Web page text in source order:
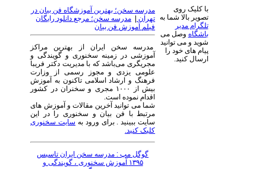
مدرسه سخن؛ بهترین آموزشگاه فن بیان در
تهران
مدرسه سخن؛ مرجع دانلود رایگان
فیلم آموزش فن بیان
مدرسه سخن ایران از بهترین مراکز
آموزشی در زمینه سخنوری و گویندگی و
مجریگری می‌باشد که با مدیریت دکتر فریبا
علومی یزدی و مجوز رسمی از وزارت
فرهنگ و ارشاد اسلامی تاکنون به آموزش
بیش از ۱۰۰۰ مجری و سخنران در کشور
اقدام نموده است.
شما می توانید آخرین مقالات و آموزش های
مرتبط با فن بیان و سخنوری را در این
سایت ببینید . برای ورود به سایت سخنوری
کلیک کنید.
گوگل مپ : مدرسه سخن ایران تاسیس
۱۳۹۵ آموزش سخنوری ، گویندگی و
با کلیک روی
تصویر بالا شما به
تلگرام مدیر
باشگاه وصل می
شوید و می توانید
پیام های خود را
ارسال کنید.